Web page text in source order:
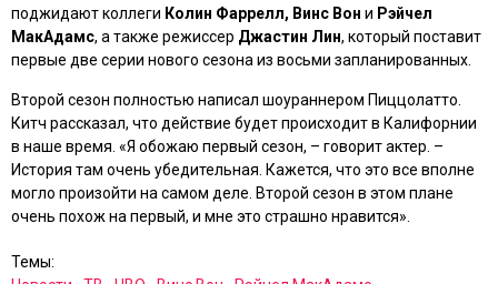
поджидают коллеги Колин Фаррелл, Винс Вон и Рэйчел
МакАдамс, а также режиссер Джастин Лин, который поставит
первые две серии нового сезона из восьми запланированных.
Второй сезон полностью написал шоураннером Пиццолатто.
Китч рассказал, что действие будет происходит в Калифорнии
в наше время. «Я обожаю первый сезон, – говорит актер. –
История там очень убедительная. Кажется, что это все вполне
могло произойти на самом деле. Второй сезон в этом плане
очень похож на первый, и мне это страшно нравится».
Темы: